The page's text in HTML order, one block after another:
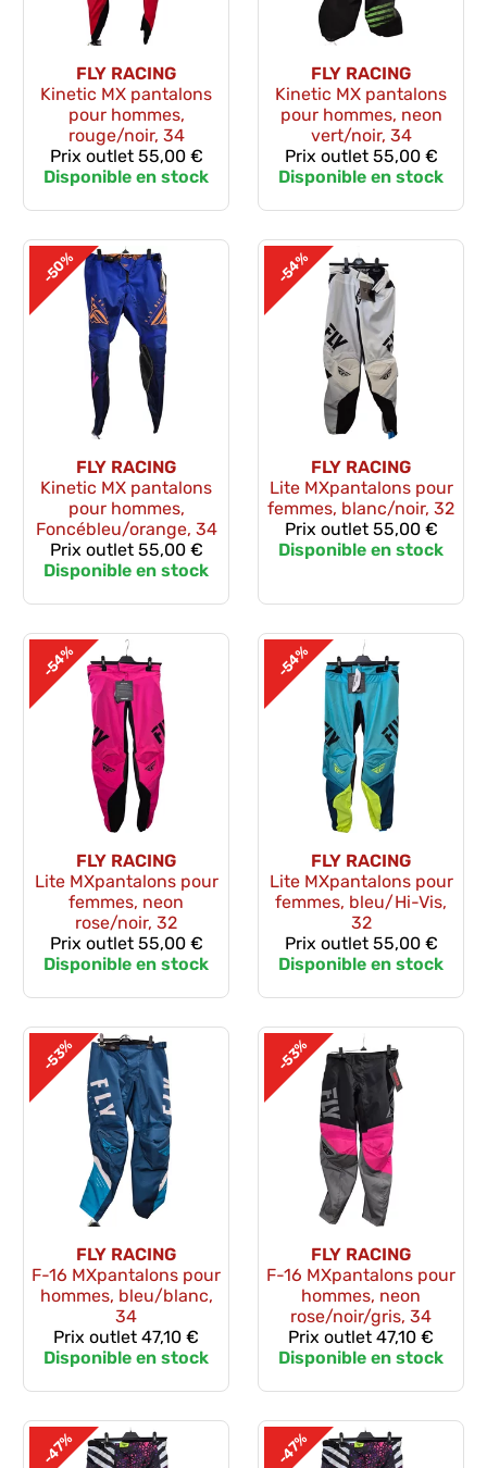
FLY RACING
Kinetic MX pantalons
pour hommes,
rouge/noir, 34
Prix outlet55,00 €
Disponible en stock
FLY RACING
Kinetic MX pantalons
pour hommes, neon
vert/noir, 34
Prix outlet55,00 €
Disponible en stock
-50%
FLY RACING
Kinetic MX pantalons
pour hommes,
Foncébleu/orange, 34
Prix outlet55,00 €
Disponible en stock
-54%
FLY RACING
Lite MXpantalons pour
femmes, blanc/noir, 32
Prix outlet55,00 €
Disponible en stock
-54%
FLY RACING
Lite MXpantalons pour
femmes, neon
rose/noir, 32
Prix outlet55,00 €
Disponible en stock
-54%
FLY RACING
Lite MXpantalons pour
femmes, bleu/Hi-Vis,
32
Prix outlet55,00 €
Disponible en stock
-53%
FLY RACING
F-16 MXpantalons pour
hommes, bleu/blanc,
34
Prix outlet 47,10 €
Disponible en stock
-53%
FLY RACING
F-16 MXpantalons pour
hommes, neon
rose/noir/gris, 34
Prix outlet 47,10 €
Disponible en stock
-47% -47%